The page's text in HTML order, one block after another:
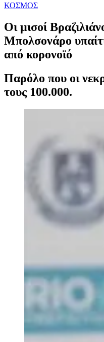
ΚΟΣΜΟΣ
Οι μισοί
Μπολσονάρο
από κορονοϊό
Παρόλο που οι
τους 100.000.